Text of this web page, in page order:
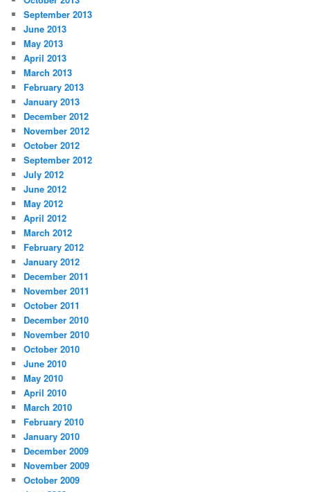
September 2013
June 2013
May 2013
April 2013
March 2013
February 2013
January 2013
December 2012
November 2012
October 2012
September 2012
July 2012
June 2012
May 2012
April 2012
March 2012
February 2012
January 2012
December 2011
November 2011
October 2011
December 2010
November 2010
October 2010
June 2010
May 2010
April 2010
March 2010
February 2010
January 2010
December 2009
November 2009
October 2009